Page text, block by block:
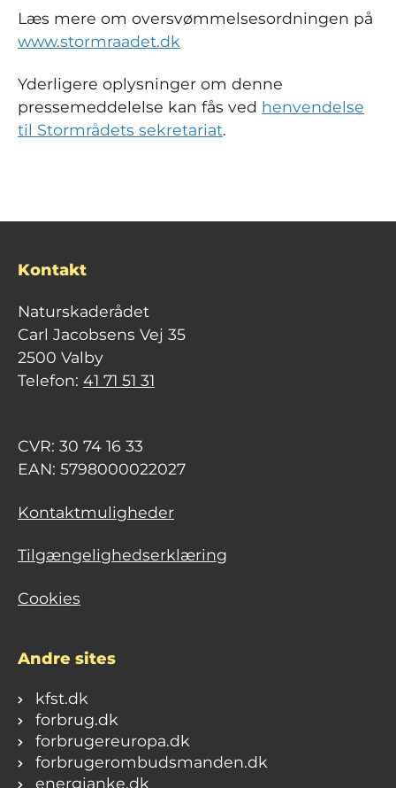
Læs mere om oversvømmelsesordningen på
www.stormraadet.dk
Yderligere oplysninger om denne
pressemeddelelse kan fås ved henvendelse
til Stormrådets sekretariat.
Kontakt
Naturskaderådet
Carl Jacobsens Vej 35
2500 Valby
Telefon: 41 71 51 31
CVR: 30 74 16 33
EAN: 5798000022027
Kontaktmuligheder
Tilgængelighedserklæring
Cookies
Andre sites
kfst.dk
forbrug.dk
forbrugereuropa.dk
forbrugerombudsmanden.dk
energianke.dk